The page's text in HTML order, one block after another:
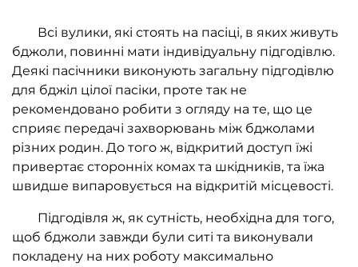
Всі вулики, які стоять на пасіці, в яких живуть
бджоли, повинні мати індивідуальну підгодівлю.
Деякі пасічники виконують загальну підгодівлю
для бджіл цілої пасіки, проте так не
рекомендовано робити з огляду на те, що це
сприяє передачі захворювань між бджолами
різних родин. До того ж, відкритий доступ їжі
привертає сторонніх комах та шкідників, та їжа
швидше випаровується на відкритій місцевості.
Підгодівля ж, як сутність, необхідна для того,
щоб бджоли завжди були ситі та виконували
покладену на них роботу максимально